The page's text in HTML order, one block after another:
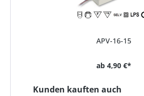
APV-16-15
ab 4,90 €*
Kunden kauften auch